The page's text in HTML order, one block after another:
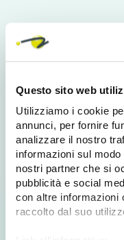
Questo sito web
Utilizziamo i cookie
annunci, per fornire
analizzare il nostro
informazioni sul
nostri partner che si
pubblicità e social
con altre informazioni
raccolto dal suo
Order Factory:
clienti
personalizzato,
autonomia nella
completo e
catalogo prodotti,
richieste in pochi click.
Perché